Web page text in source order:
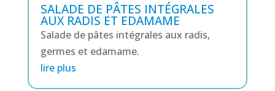
SALADE DE PÂTES INTÉGRALES
AUX RADIS ET EDAMAME
Salade de pâtes intégrales aux radis,
germes et edamame.
lire plus